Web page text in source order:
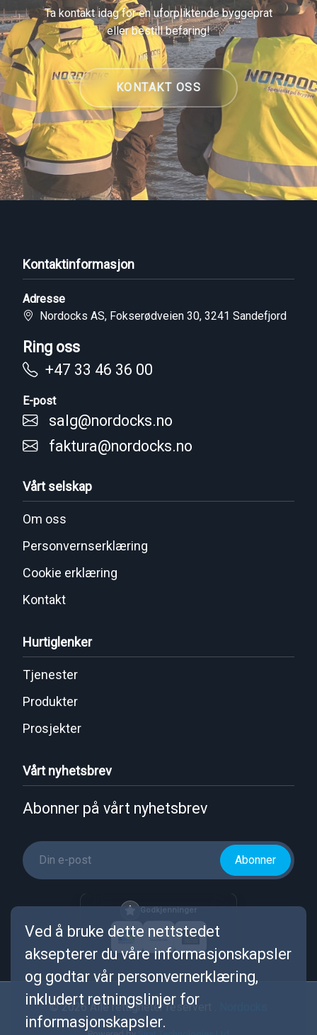
Ta kontakt idag for en uforpliktende byggeprat
eller bestill befaring!
KONTAKT OSS
Kontaktinformasjon
Adresse
Nordocks AS, Fokserødveien 30, 3241 Sandefjord
Ring oss
+47 33 46 36 00
E-post
salg@nordocks.no
faktura@nordocks.no
Vårt selskap
Om oss
Personvernserklæring
Cookie erklæring
Kontakt
Hurtiglenker
Tjenester
Produkter
Prosjekter
Vårt nyhetsbrev
Abonner på vårt nyhetsbrev
Abonner
Godkjenninger
© 2026 Alle rettigheter reservert .
Ved å bruke dette nettstedet
aksepterer du våre informasjonskapsler
og godtar vår personvernerklæring,
inkludert retningslinjer for
informasjonskapsler.